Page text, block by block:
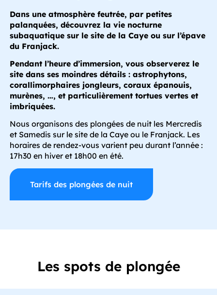
Dans une atmosphère feutrée, par petites
palanquées, découvrez la vie nocturne
subaquatique sur le site de la Caye ou sur l’épave
du Franjack.
Pendant l’heure d’immersion, vous observerez le
site dans ses moindres détails : astrophytons,
corallimorphaires jongleurs, coraux épanouis,
murènes, …, et particulièrement tortues vertes et
imbriquées.
Nous organisons des plongées de nuit les Mercredis
et Samedis sur le site de la Caye ou le Franjack. Les
horaires de rendez-vous varient peu durant l’année :
17h30 en hiver et 18h00 en été.
Tarifs des plongées de nuit
Les spots de plongée